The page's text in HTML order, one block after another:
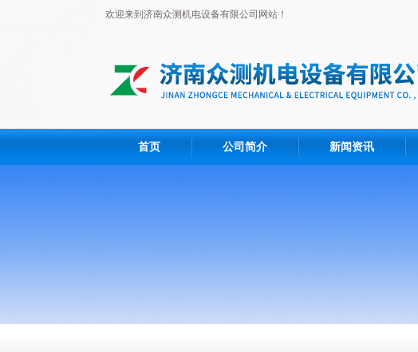
欢迎来到济南众测机电设备有限公司网站！
首页 公司简介 新闻资讯